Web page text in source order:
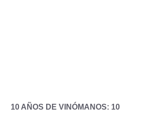
10 AÑOS DE VINÓMANOS: 10